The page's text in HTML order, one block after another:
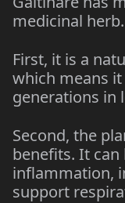
medicinal herb.
First, it is a
which means
generations in
Second, the
benefits. It can
inflammation,
support